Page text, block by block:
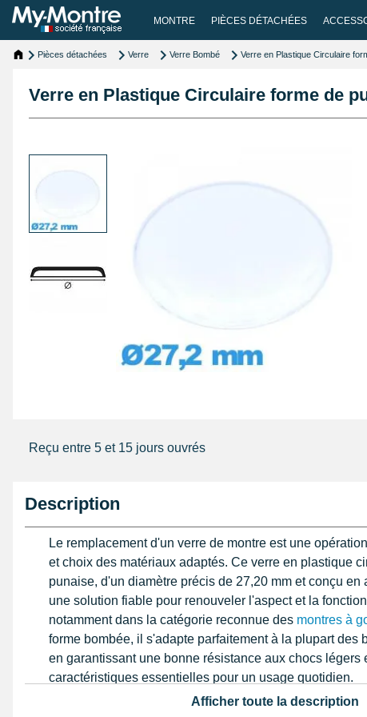
MONTRE PIÈCES DÉTACHÉES
Pièces détachées Verre Verre Bombé Verre en Plastique Circulaire
Verre en Plastique Circulaire forme de
Reçu entre 5 et 15 jours ouvrés
Description
Le remplacement d'un verre de montre est une
et choix des matériaux adaptés. Ce verre en plastique
punaise, d'un diamètre précis de 27,20 mm et conçu en
une solution fiable pour renouveler l'aspect et la
notamment dans la catégorie reconnue des montres à
forme bombée, il s'adapte parfaitement à la plupart des
en garantissant une bonne résistance aux chocs légers
caractéristiques essentielles pour un usage quotidien.
En tant qu'horloger expérimenté, je recommande
Afficher toute la description